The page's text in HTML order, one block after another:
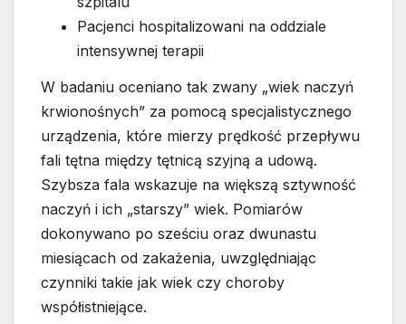
Pacjenci hospitalizowani na oddziale
intensywnej terapii
W badaniu oceniano tak zwany „wiek naczyń
krwionośnych” za pomocą specjalistycznego
urządzenia, które mierzy prędkość przepływu
fali tętna między tętnicą szyjną a udową.
Szybsza fala wskazuje na większą sztywność
naczyń i ich „starszy” wiek. Pomiarów
dokonywano po sześciu oraz dwunastu
miesiącach od zakażenia, uwzględniając
czynniki takie jak wiek czy choroby
współistniejące.